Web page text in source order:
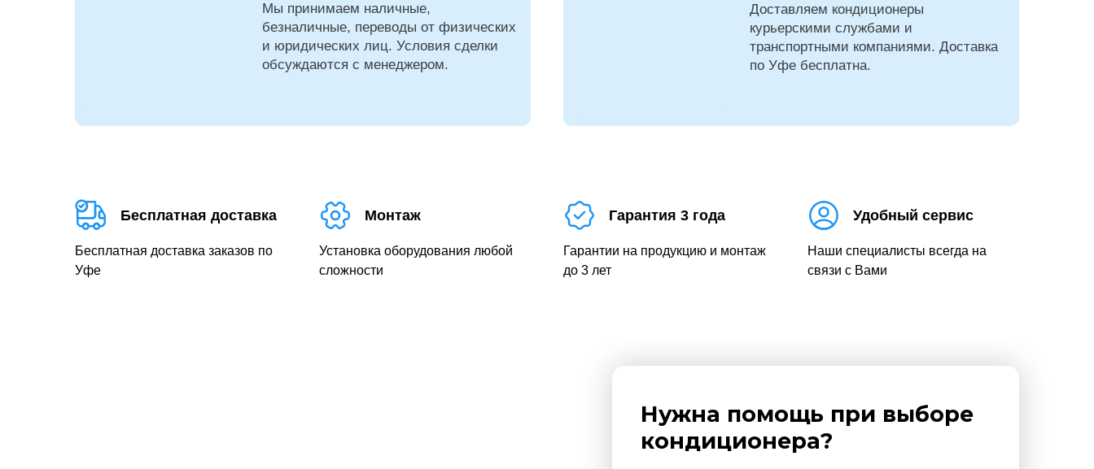
Мы принимаем наличные,
безналичные, переводы от физических
и юридических лиц. Условия сделки
обсуждаются с менеджером.
Доставляем кондиционеры
курьерскими службами и
транспортными компаниями. Доставка
по Уфе бесплатна.
Бесплатная доставка
Бесплатная доставка заказов по
Уфе
Монтаж
Установка оборудования любой
сложности
Гарантия 3 года
Гарантии на продукцию и монтаж
до 3 лет
Удобный сервис
Наши специалисты всегда на
связи с Вами
Нужна помощь при выборе
кондиционера?